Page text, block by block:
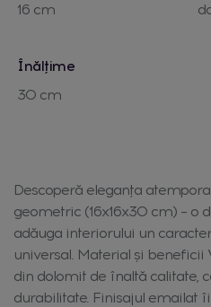
16 cm
Înălțime
30 cm
Descoperă eleganța
geometric (16x16x30 cm) – o
adăuga interiorului un
universal. Material și beneficii
din dolomit de înaltă calitate,
durabilitate. Finisajul emailat